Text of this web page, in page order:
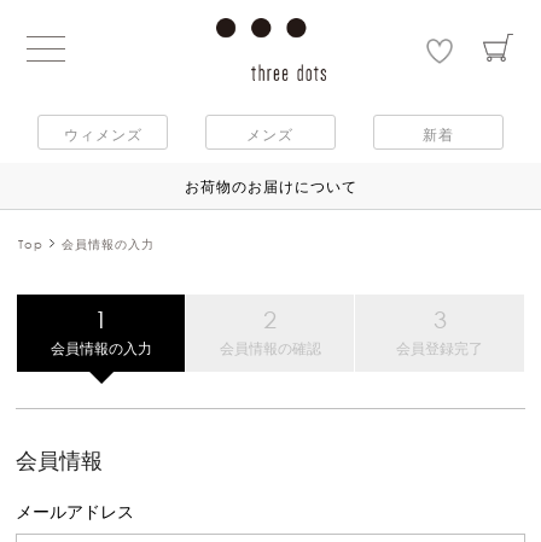
ウィメンズ メンズ 新着
お荷物のお届けについて
Top 会員情報の入力
会員情報の入力 会員情報の確認 会員登録完了
会員情報
メールアドレス